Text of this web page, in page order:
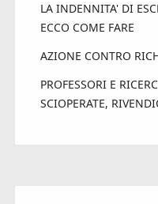
LA INDENNITA' DI
ECCO COME FARE
AZIONE CONTRO
PROFESSORI E
SCIOPERATE,